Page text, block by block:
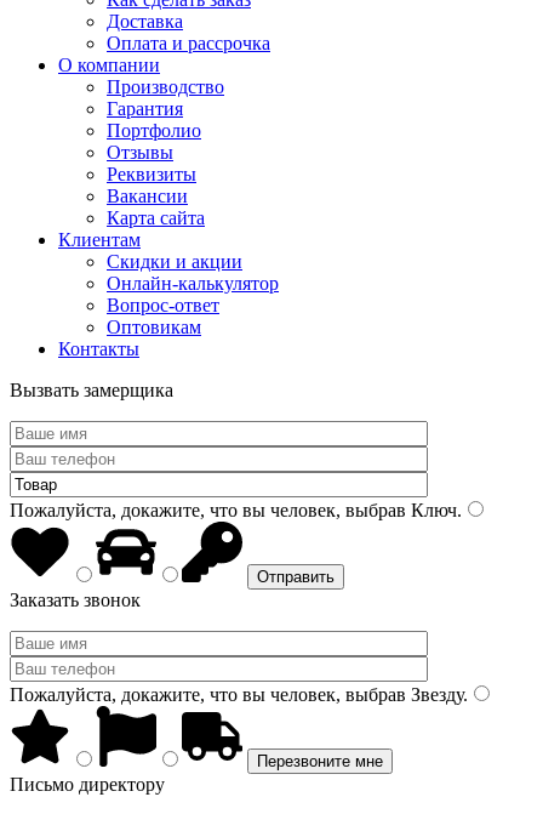
Доставка
Оплата и рассрочка
О компании
Производство
Гарантия
Портфолио
Отзывы
Реквизиты
Вакансии
Карта сайта
Клиентам
Скидки и акции
Онлайн-калькулятор
Вопрос-ответ
Оптовикам
Контакты
Вызвать замерщика
Пожалуйста, докажите, что вы человек, выбрав Ключ.
Заказать звонок
Пожалуйста, докажите, что вы человек, выбрав Звезду.
Письмо директору